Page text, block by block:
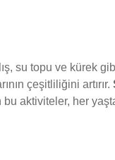
su topu ve kürek
çeşitliliğini artırır.
aktiviteler, her